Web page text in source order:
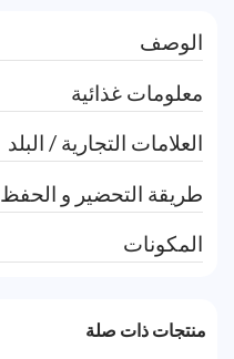
الوصف
معلومات غذائية
العلامات التجارية / البلد
طريقة التحضير و الحفظ
المكونات
منتجات ذات صلة